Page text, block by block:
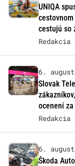
UNIQA
cestujú so
Redakcia
6.
Slovak
ocenení
Redakcia
6.
Škoda